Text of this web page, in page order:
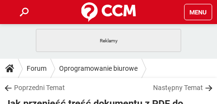
MENU
GRY WHATSAPP
SPOTIFY
PORADY
PlayStation
DO POBRANIA
Forum Oprogramowanie biurowe
Poprzedni Temat Następny Temat